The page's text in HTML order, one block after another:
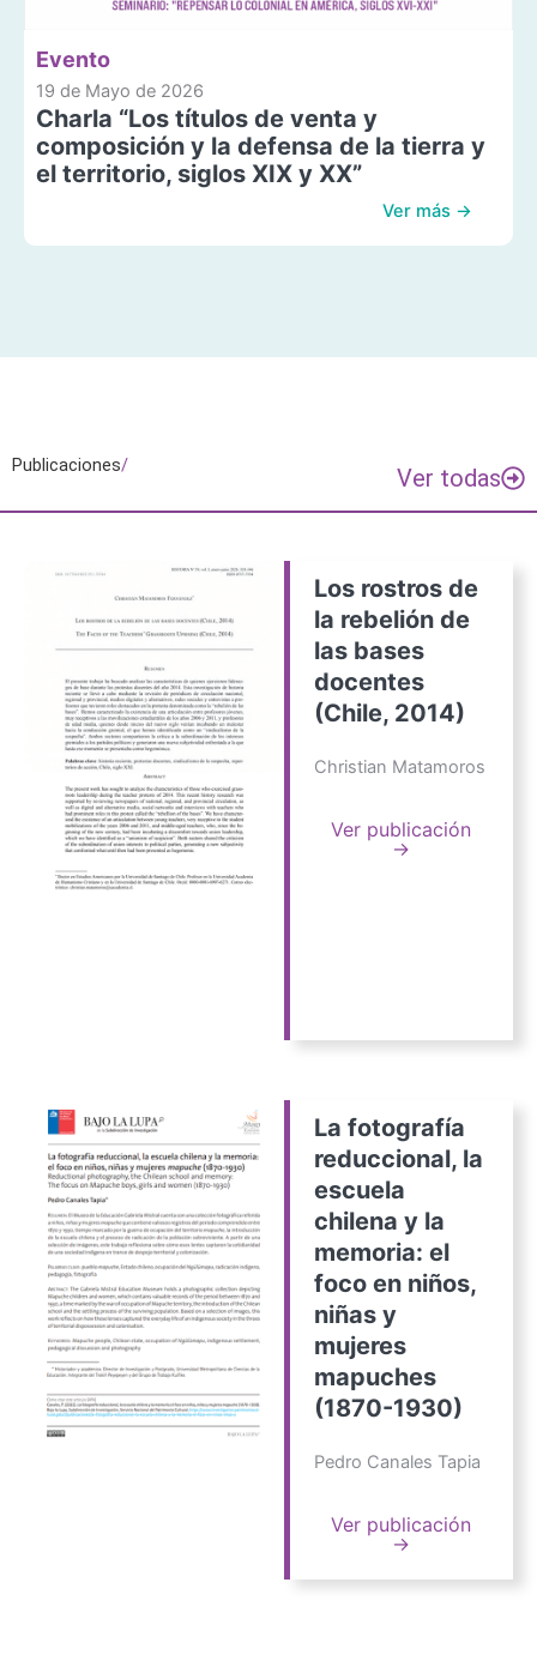
Evento
19 de Mayo de 2026
Charla “Los títulos de venta y
composición y la defensa de la tierra y
el territorio, siglos XIX y XX”
Ver más →
Publicaciones/ Ver todas
Los rostros de
la rebelión de
las bases
docentes
(Chile, 2014)
Christian Matamoros
Ver publicación
→
La fotografía
reduccional, la
escuela
chilena y la
memoria: el
foco en niños,
niñas y
mujeres
mapuches
(1870-1930)
Pedro Canales Tapia
Ver publicación
→